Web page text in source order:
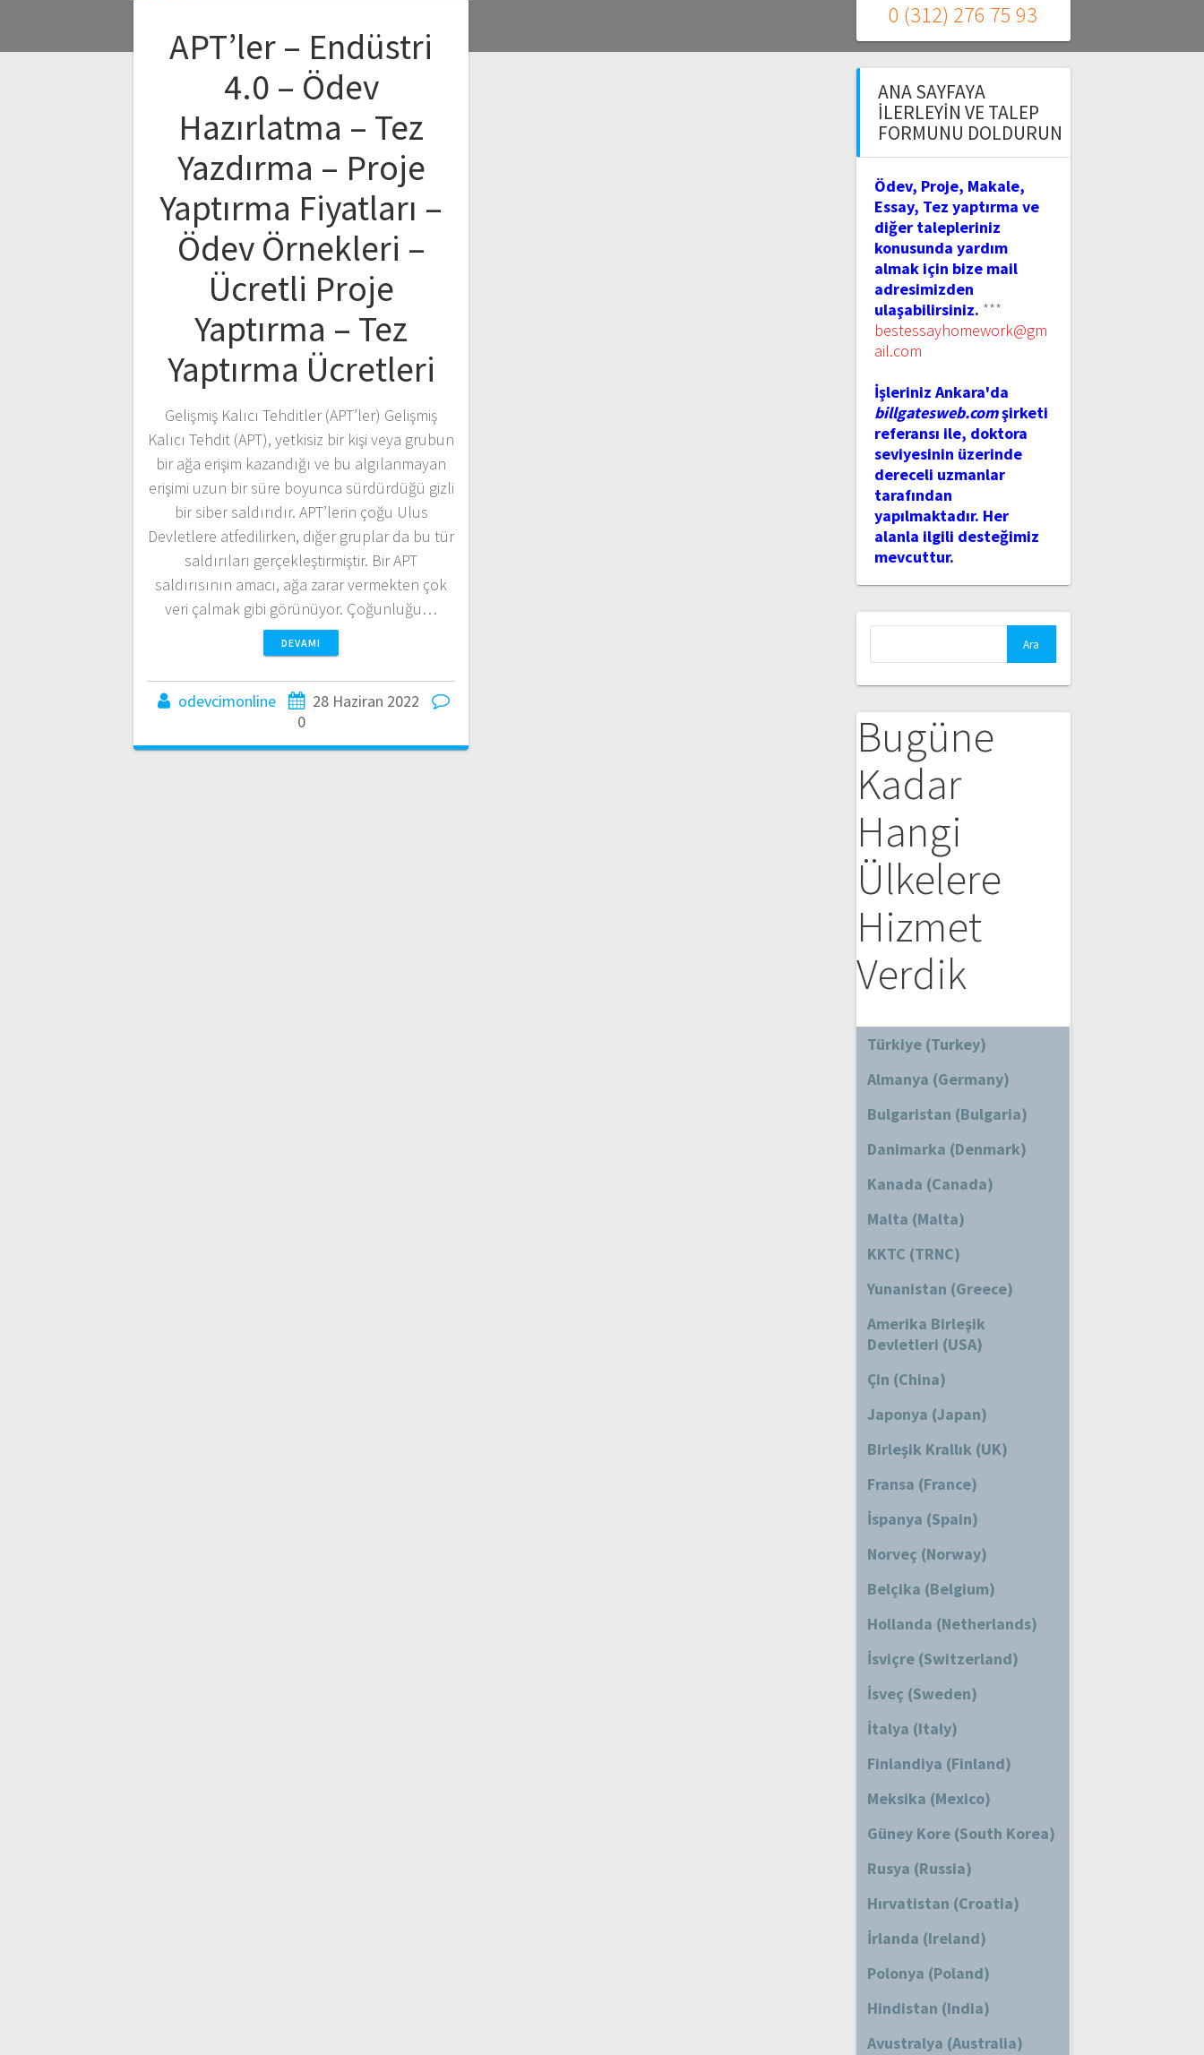
APT’ler – Endüstri
4.0 – Ödev
Hazırlatma – Tez
Yazdırma – Proje
Yaptırma Fiyatları –
Ödev Örnekleri –
Ücretli Proje
Yaptırma – Tez
Yaptırma Ücretleri
Gelişmiş Kalıcı Tehditler (APT’ler) Gelişmiş
Kalıcı Tehdit (APT), yetkisiz bir kişi veya grubun
bir ağa erişim kazandığı ve bu algılanmayan
erişimi uzun bir süre boyunca sürdürdüğü gizli
bir siber saldırıdır. APT’lerin çoğu Ulus
Devletlere atfedilirken, diğer gruplar da bu tür
saldırıları gerçekleştirmiştir. Bir APT
saldırısının amacı, ağa zarar vermekten çok
veri çalmak gibi görünüyor. Çoğunluğu…
DEVAMI
odevcimonline
28 Haziran 2022
0
0 (312) 276 75 93
ANA SAYFAYA
İLERLEYIN VE TALEP
FORMUNU DOLDURUN
Ödev, Proje, Makale,
Essay, Tez yaptırma ve
diğer talepleriniz
konusunda yardım
almak için bize mail
adresimizden
ulaşabilirsiniz. ***
bestessayhomework@gm
ail.com
İşleriniz Ankara'da
billgatesweb.comşirketi
referansı ile, doktora
seviyesinin üzerinde
dereceli uzmanlar
tarafından
yapılmaktadır. Her
alanla ilgili desteğimiz
mevcuttur.
Bugüne
Kadar
Hangi
Ülkelere
Hizmet
Verdik
Türkiye (Turkey)
Almanya (Germany)
Bulgaristan (Bulgaria)
Danimarka (Denmark)
Kanada (Canada)
Malta (Malta)
KKTC (TRNC)
Yunanistan (Greece)
Amerika Birleşik
Devletleri (USA)
Çin (China)
Japonya (Japan)
Birleşik Krallık (UK)
Fransa (France)
İspanya (Spain)
Norveç (Norway)
Belçika (Belgium)
Hollanda (Netherlands)
İsviçre (Switzerland)
İsveç (Sweden)
İtalya (Italy)
Finlandiya (Finland)
Meksika (Mexico)
Güney Kore (South Korea)
Rusya (Russia)
Hırvatistan (Croatia)
İrlanda (Ireland)
Polonya (Poland)
Hindistan (India)
Avustralya (Australia)